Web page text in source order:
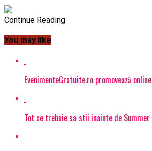
Continue Reading
You may like
EvenimenteGratuite.ro promovează
Tot ce trebuie sa stii inainte de